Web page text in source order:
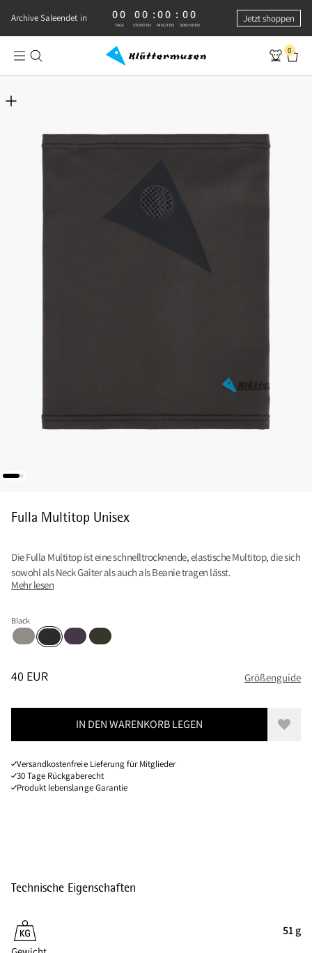
Archive Saleendet in
0 TAGE, 0 STUNDEN, 0 MINUTEN, 0 SEKUNDEN
00
TAGE
00
STUNDEN
: 00
MINUTEN
: 00
SEKUNDEN
Jetzt shoppen
0
Fulla Multitop Unisex
Die Fulla Multitop ist eine schnelltrocknende, elastische Multitop, die sich
sowohl als Neck Gaiter als auch als Beanie tragen lässt.
Mehr lesen
Black
Ridge Grey
BlackGrapeRosin Green
PREIS:40 EUR, REDUZIERT VON 40 EUR
40 EUR Größenguide
IN DEN WARENKORB LEGEN Zur
Versandkostenfreie Lieferung für Mitglieder
30 Tage Rückgaberecht
Produkt lebenslange Garantie
Technische Eigenschaften
51 g